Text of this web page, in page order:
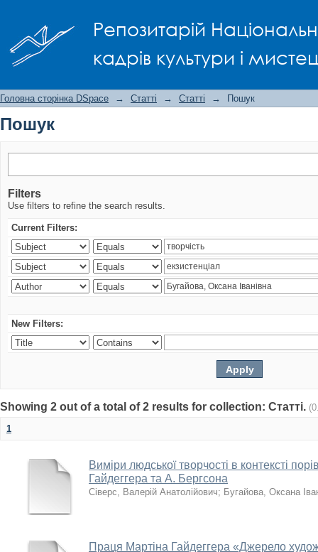
Репозитарій
кадрів культури і
Головна сторінка DSpace → Статті → Статті → Пошук
Пошук
Filters
Use filters to refine the search results.
Current Filters:
New Filters:
Showing 2 out of a total of 2 results for collection: Статті.
1
Виміри людської творчості в контексті
Гайдеггера та А. Бергсона
Сіверс, Валерій Анатолійович; Бугайова, Оксана
Праця Мартіна Гайдеггера «Джерело